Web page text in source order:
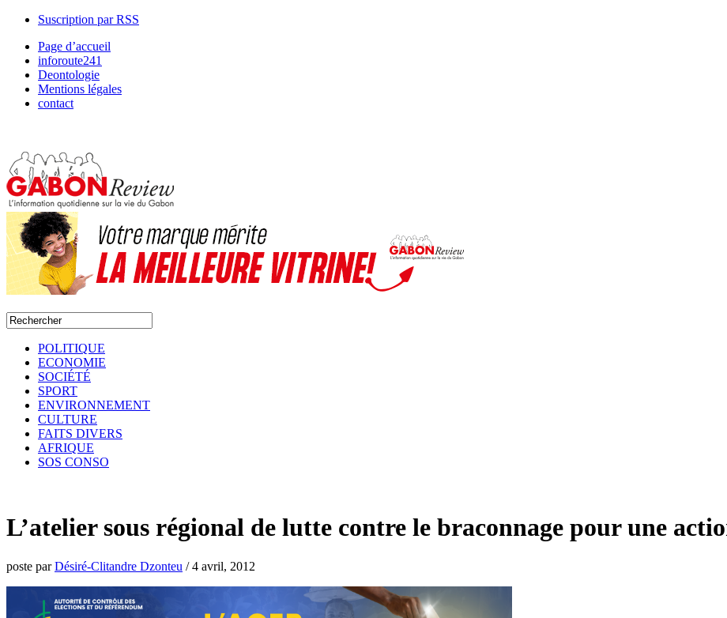
Suscription par RSS
Page d’accueil
inforoute241
Deontologie
Mentions légales
contact
POLITIQUE
ECONOMIE
SOCIÉTÉ
SPORT
ENVIRONNEMENT
CULTURE
FAITS DIVERS
AFRIQUE
SOS CONSO
L’atelier sous régional de lutte contre le braconnage pour une
poste parDésiré-Clitandre Dzonteu /4 avril, 2012